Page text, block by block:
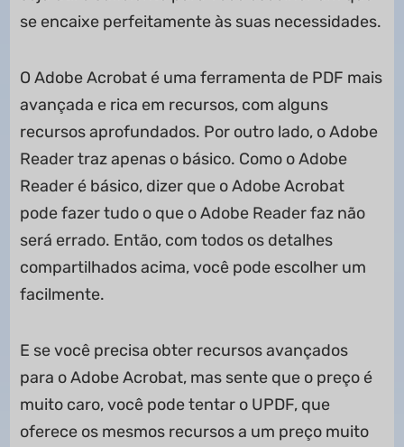
se encaixe perfeitamente às suas necessidades.
O Adobe Acrobat é uma ferramenta de PDF mais
avançada e rica em recursos, com alguns
recursos aprofundados. Por outro lado, o Adobe
Reader traz apenas o básico. Como o Adobe
Reader é básico, dizer que o Adobe Acrobat
pode fazer tudo o que o Adobe Reader faz não
será errado. Então, com todos os detalhes
compartilhados acima, você pode escolher um
facilmente.
E se você precisa obter recursos avançados
para o Adobe Acrobat, mas sente que o preço é
muito caro, você pode tentar o UPDF, que
oferece os mesmos recursos a um preço muito